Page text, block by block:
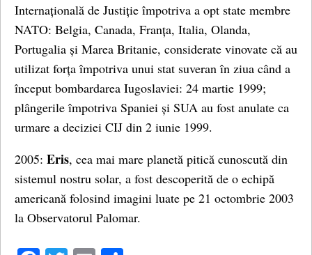
Internațională de Justiție împotriva a opt state membre
NATO: Belgia, Canada, Franța, Italia, Olanda,
Portugalia și Marea Britanie, considerate vinovate că au
utilizat forța împotriva unui stat suveran în ziua când a
început bombardarea Iugoslaviei: 24 martie 1999;
plângerile împotriva Spaniei și SUA au fost anulate ca
urmare a deciziei CIJ din 2 iunie 1999.
2005: Eris, cea mai mare planetă pitică cunoscută din
sistemul nostru solar, a fost descoperită de o echipă
americană folosind imagini luate pe 21 octombrie 2003
la Observatorul Palomar.